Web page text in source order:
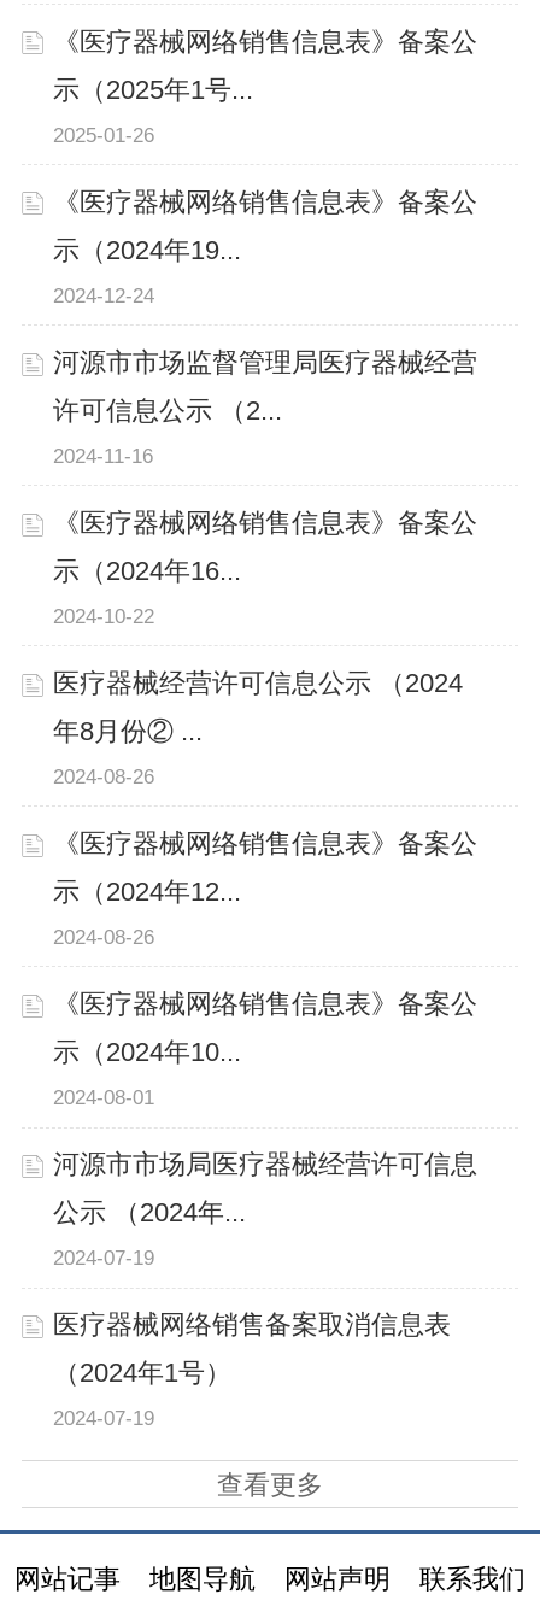
《医疗器械网络销售信息表》备案公
示（2025年1号...
2025-01-26
《医疗器械网络销售信息表》备案公
示（2024年19...
2024-12-24
河源市市场监督管理局医疗器械经营
许可信息公示 （2...
2024-11-16
《医疗器械网络销售信息表》备案公
示（2024年16...
2024-10-22
医疗器械经营许可信息公示 （2024
年8月份② ...
2024-08-26
《医疗器械网络销售信息表》备案公
示（2024年12...
2024-08-26
《医疗器械网络销售信息表》备案公
示（2024年10...
2024-08-01
河源市市场局医疗器械经营许可信息
公示 （2024年...
2024-07-19
医疗器械网络销售备案取消信息表
（2024年1号）
2024-07-19
查看更多
网站记事 地图导航 网站声明 联系我们